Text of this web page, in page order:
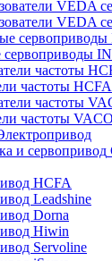
VEDA
VEDA
частоты HCFA
частоты
HCFA
Leadshine
Dorna
Hiwin
Servoline